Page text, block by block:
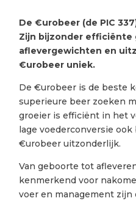
De €urobeer (de PIC
Zijn bijzonder efficiënte
aflevergewichten en
€urobeer uniek.
De €urobeer is de beste
superieure beer zoeken
groeier is efficiënt in het
lage voederconversie
€urobeer uitzonderlijk.
Van geboorte tot
kenmerkend voor
voer en management zijn